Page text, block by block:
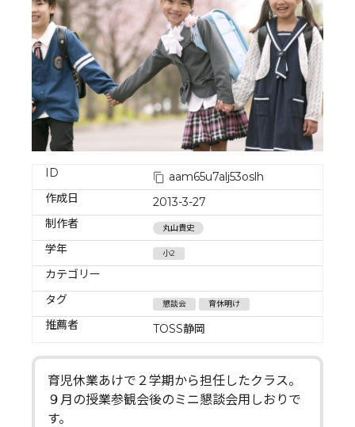
ID
aam65u7alj53oslh
作成日
2013-3-27
制作者
丸山貴史
学年 小2
カテゴリー
タグ
懇談会 育休明け
推薦者 TOSS静岡
育児休業あけで２学期から担任したクラス。
９月の授業参観会後のミニ懇談会用しおりで
す。